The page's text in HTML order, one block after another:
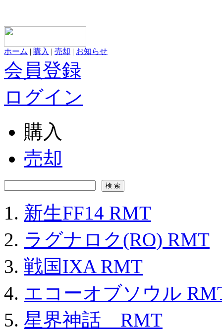
ホーム | 購入 | 売却 | お知らせ
会員登録
ログイン
購入
売却
新生FF14 RMT
ラグナロク(RO) RMT
戦国IXA RMT
エコーオブソウル
星界神話 RMT